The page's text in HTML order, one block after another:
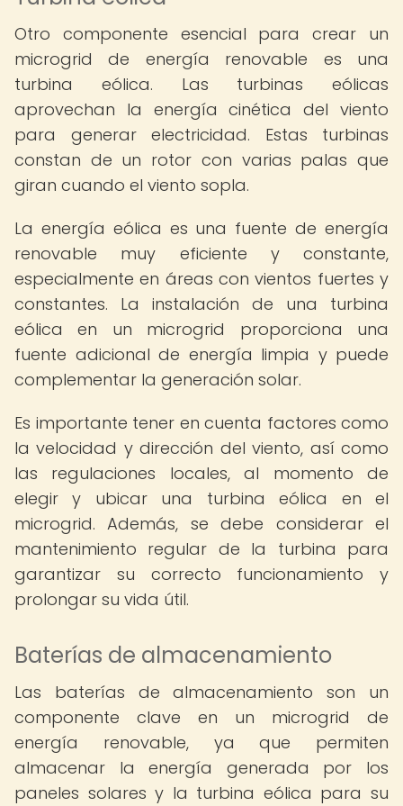
Otro componente esencial para crear un
microgrid de energía renovable es una
turbina eólica. Las turbinas eólicas
aprovechan la energía cinética del viento
para generar electricidad. Estas turbinas
constan de un rotor con varias palas que
giran cuando el viento sopla.
La energía eólica es una fuente de energía
renovable muy eficiente y constante,
especialmente en áreas con vientos fuertes y
constantes. La instalación de una turbina
eólica en un microgrid proporciona una
fuente adicional de energía limpia y puede
complementar la generación solar.
Es importante tener en cuenta factores como
la velocidad y dirección del viento, así como
las regulaciones locales, al momento de
elegir y ubicar una turbina eólica en el
microgrid. Además, se debe considerar el
mantenimiento regular de la turbina para
garantizar su correcto funcionamiento y
prolongar su vida útil.
Baterías de almacenamiento
Las baterías de almacenamiento son un
componente clave en un microgrid de
energía renovable, ya que permiten
almacenar la energía generada por los
paneles solares y la turbina eólica para su